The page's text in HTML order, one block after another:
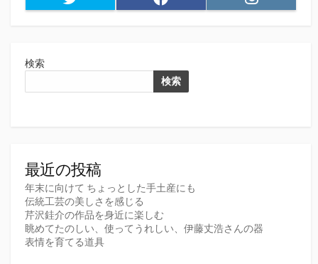
検索
検索
最近の投稿
年末に向けて ちょっとした手土産にも
伝統工芸の美しさを感じる
芹沢銈介の作品を身近に楽しむ
眺めてたのしい、使ってうれしい、伊藤丈浩さんの器
表情を育てる道具